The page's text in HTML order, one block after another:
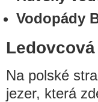
Vodopády
Na polské
jezer, která